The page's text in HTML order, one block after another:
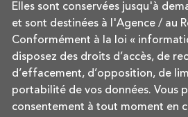
Elles sont conservées jusqu'à
et sont destinées à l'Agence / au
Conformément à la loi «
disposez des droits d’accès, de
d’effacement, d’opposition, de
portabilité de vos données. Vous
consentement à tout moment en